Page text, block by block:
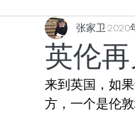
解读星云大师《幸福箴
小众社群 跨年演讲
英伦再
张家卫 2020
来到英国，如
方，一个是伦